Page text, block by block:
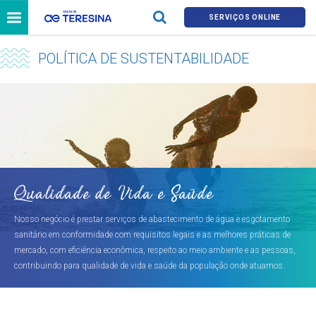
SERVIÇOS ONLINE
POLÍTICA DE SUSTENTABILIDADE
Qualidade de Vida e Saúde
Nosso negócio é prestar serviços de abastecimento de água e esgotamento
sanitário em conformidade com requisitos legais e as melhores práticas de
mercado, com eficiência econômica, respeito ao meio ambiente e as pessoas,
contribuindo para qualidade de vida e saúde da população onde atuamos.